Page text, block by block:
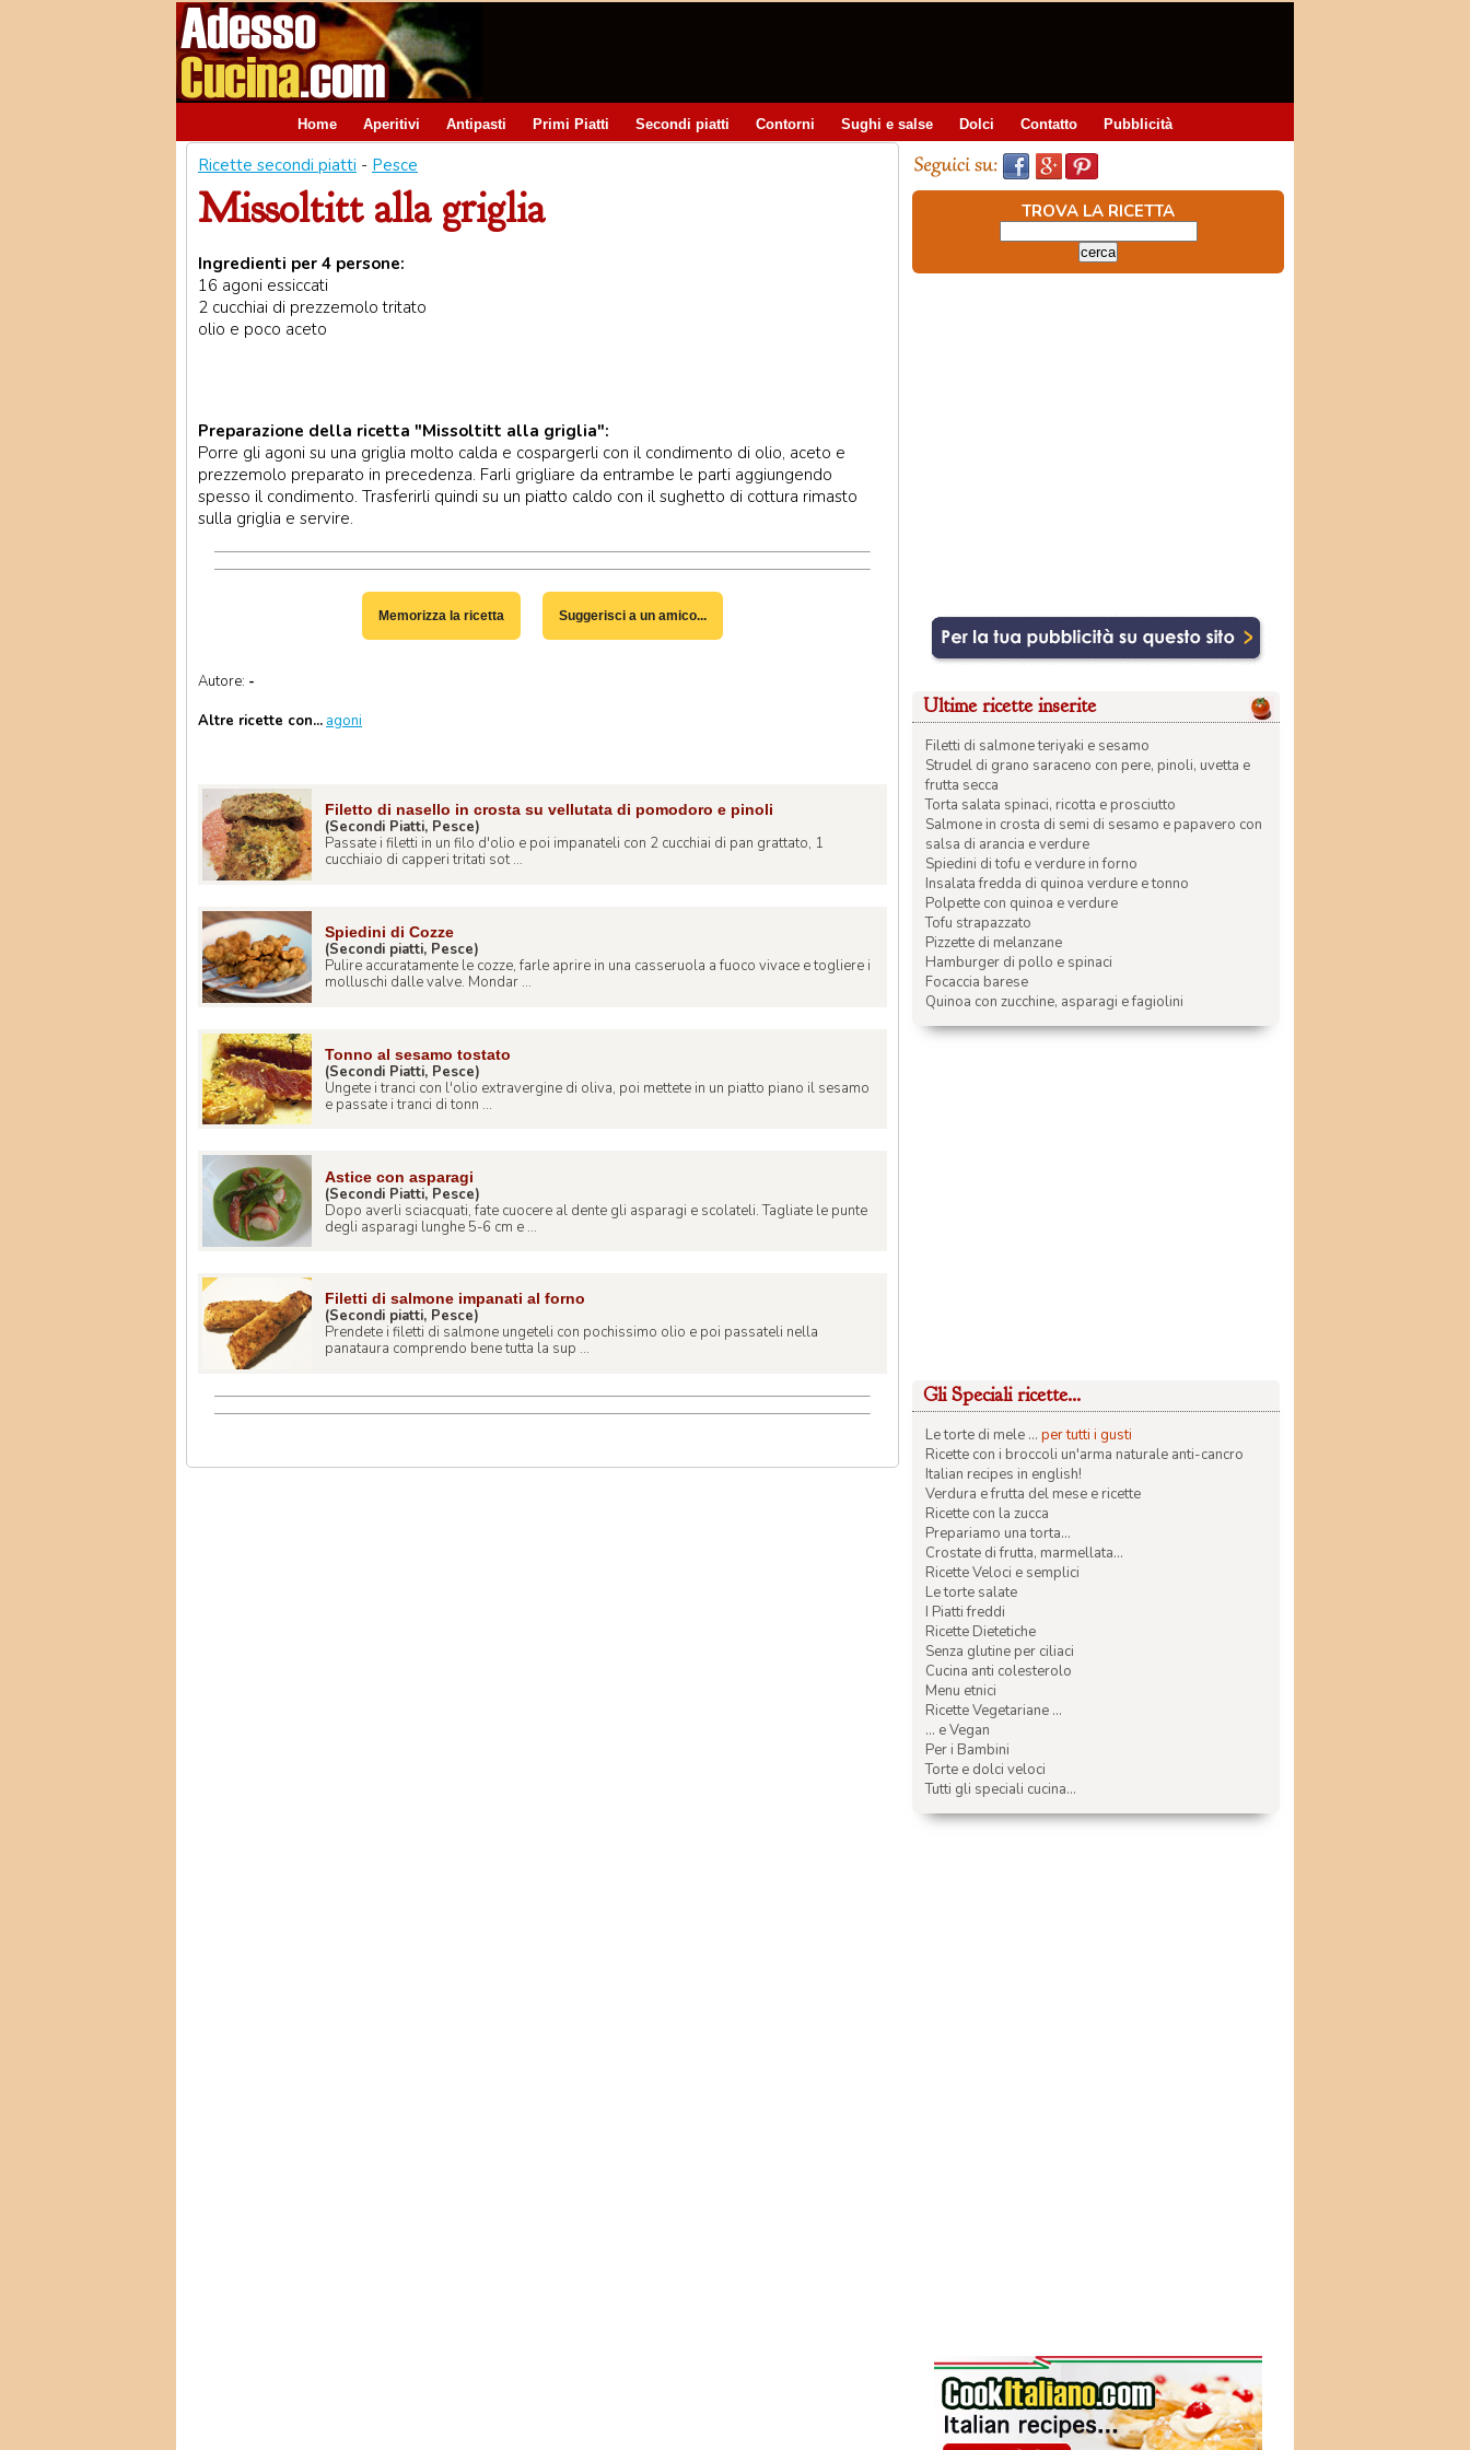
Home Aperitivi Antipasti Primi Piatti Secondi piatti Contorni Sughi e salse Dolci Contatto Pubblicità
Ricette secondi piatti - Pesce
Missoltitt alla griglia
Ingredienti per 4 persone:
16 agoni essiccati
2 cucchiai di prezzemolo tritato
olio e poco aceto
Preparazione della ricetta "Missoltitt alla griglia":
Porre gli agoni su una griglia molto calda e cospargerli con il condimento di olio, aceto e
prezzemolo preparato in precedenza. Farli grigliare da entrambe le parti aggiungendo
spesso il condimento. Trasferirli quindi su un piatto caldo con il sughetto di cottura rimasto
sulla griglia e servire.
Memorizza la ricetta Suggerisci a un amico...
Autore: -
Altre ricette con... agoni
Filetto di nasello in crosta su vellutata di pomodoro e pinoli
(Secondi Piatti, Pesce)
Passate i filetti in un filo d'olio e poi impanateli con 2 cucchiai di pan grattato, 1
cucchiaio di capperi tritati sot ...
Spiedini di Cozze
(Secondi piatti, Pesce)
Pulire accuratamente le cozze, farle aprire in una casseruola a fuoco vivace e togliere i
molluschi dalle valve. Mondar ...
Tonno al sesamo tostato
(Secondi Piatti, Pesce)
Ungete i tranci con l'olio extravergine di oliva, poi mettete in un piatto piano il sesamo
e passate i tranci di tonn ...
Astice con asparagi
(Secondi Piatti, Pesce)
Dopo averli sciacquati, fate cuocere al dente gli asparagi e scolateli. Tagliate le punte
degli asparagi lunghe 5-6 cm e ...
Filetti di salmone impanati al forno
(Secondi piatti, Pesce)
Prendete i filetti di salmone ungeteli con pochissimo olio e poi passateli nella
panataura comprendo bene tutta la sup ...
TROVA LA RICETTA
Ultime ricette inserite
Filetti di salmone teriyaki e sesamo
Strudel di grano saraceno con pere, pinoli, uvetta e
frutta secca
Torta salata spinaci, ricotta e prosciutto
Salmone in crosta di semi di sesamo e papavero con
salsa di arancia e verdure
Spiedini di tofu e verdure in forno
Insalata fredda di quinoa verdure e tonno
Polpette con quinoa e verdure
Tofu strapazzato
Pizzette di melanzane
Hamburger di pollo e spinaci
Focaccia barese
Quinoa con zucchine, asparagi e fagiolini
Gli Speciali ricette...
Le torte di mele ... per tutti i gusti
Ricette con i broccoli un'arma naturale anti-cancro
Italian recipes in english!
Verdura e frutta del mese e ricette
Ricette con la zucca
Prepariamo una torta...
Crostate di frutta, marmellata...
Ricette Veloci e semplici
Le torte salate
I Piatti freddi
Ricette Dietetiche
Senza glutine per ciliaci
Cucina anti colesterolo
Menu etnici
Ricette Vegetariane ...
... e Vegan
Per i Bambini
Torte e dolci veloci
Tutti gli speciali cucina...